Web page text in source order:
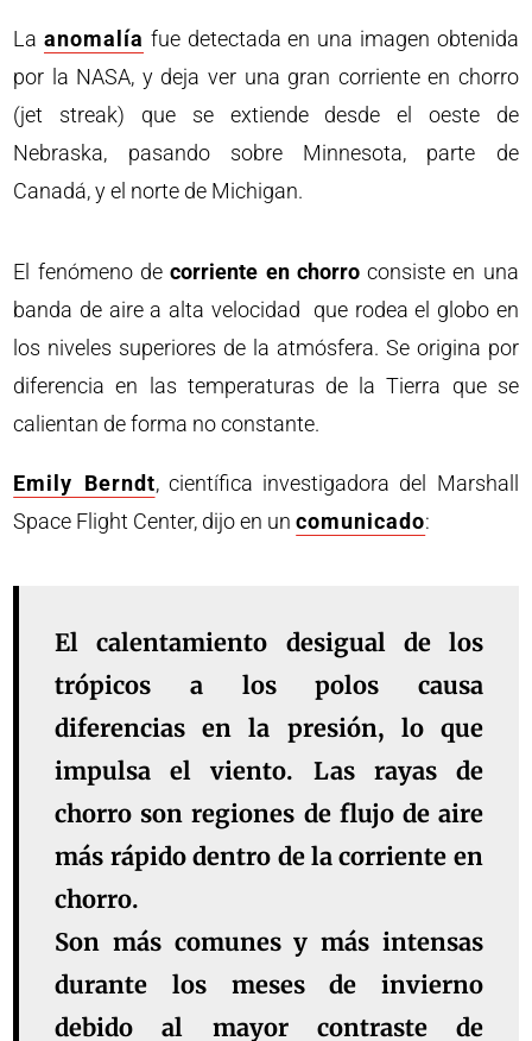
Laanomalía fue detectada en una imagen obtenida
por la NASA, y deja ver una gran corriente en chorro
(jet streak) que se extiende desde el oeste de
Nebraska, pasando sobre Minnesota, parte de
Canadá, y el norte de Michigan.
El fenómeno decorriente en chorroconsiste en una
banda de aire a alta velocidad que rodea el globo en
los niveles superiores de la atmósfera. Se origina por
diferencia en las temperaturas de la Tierra que se
calientan de forma no constante.
Emily Berndt, científica investigadora del Marshall
Space Flight Center, dijo en uncomunicado:
El calentamiento desigual de los
trópicos a los polos causa
diferencias en la presión, lo que
impulsa el viento. Las rayas de
chorro son regiones de flujo de aire
más rápido dentro de la corriente en
chorro.
Son más comunes y más intensas
durante los meses de invierno
debido al mayor contraste de